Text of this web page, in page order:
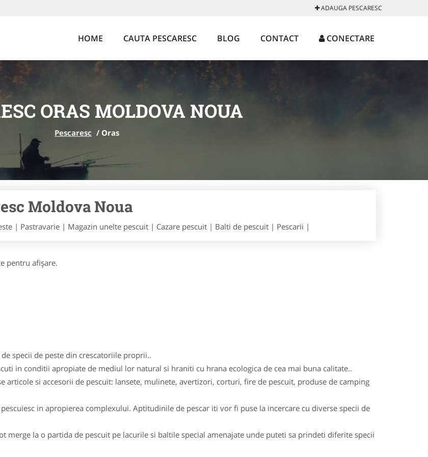
ADAUGA PESCARESC
HOME CAUTA PESCARESC BLOG CONTACT CONECTARE
ORAS MOLDOVA NOUA
Pescaresc / Oras
Moldova Noua
| Pastravarie | Magazin unelte pescuit | Cazare pescuit | Balti de pescuit | Pescarii |
pentru afişare.
specii de peste din crescatoriile proprii..
in conditii apropiate de mediul lor natural si hraniti cu hrana ecologica de cea mai buna calitate..
articole si accesorii de pescuit: lansete, mulinete, avertizori, corturi, fire de pescuit, produse de camping
in apropierea complexului. Aptitudinile de pescar iti vor fi puse la incercare cu diverse specii de
merge la o partida de pescuit pe lacurile si baltile special amenajate unde puteti sa prindeti diferite specii